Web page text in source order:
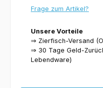
Frage zum Artikel?
Unsere Vorteile
⇒ Zierfisch-Versand
⇒ 30 Tage Geld-
Lebendware)